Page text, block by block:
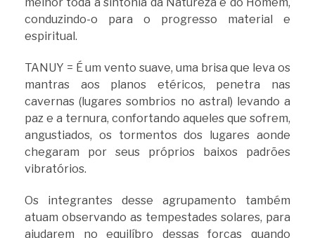
conduzindo-o para o progresso material e
espiritual.
TANUY = É um vento suave, uma brisa que leva os
mantras aos planos etéricos, penetra nas
cavernas (lugares sombrios no astral) levando a
paz e a ternura, confortando aqueles que sofrem,
angustiados, os tormentos dos lugares aonde
chegaram por seus próprios baixos padrões
vibratórios.
Os integrantes desse agrupamento também
atuam observando as tempestades solares, para
ajudarem no equilíbro dessas forças quando